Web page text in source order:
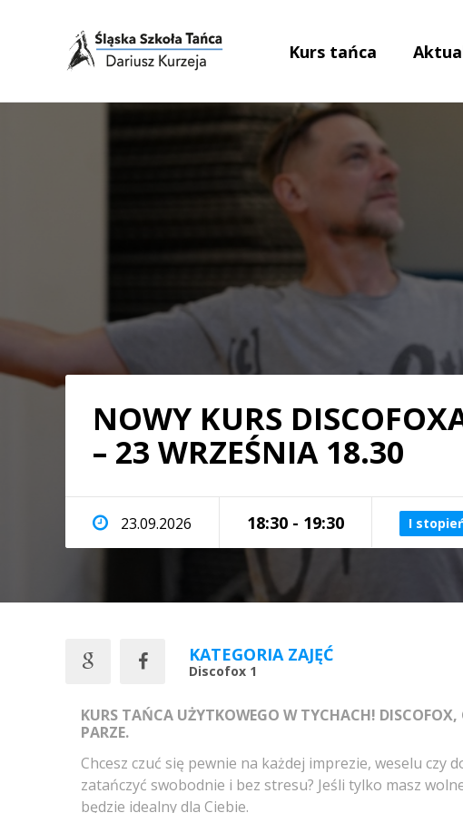
Kurs tańca
NOWY KURS
– 23 WRZEŚNIA 18.30
23.09.2026 18:30 - 19:30 I
KATEGORIA ZAJĘĆ
Discofox 1
KURS TAŃCA UŻYTKOWEGO W TYCHACH!
PARZE.
Chcesz czuć się pewnie na każdej imprezie, weselu czy
zatańczyć swobodnie i bez stresu? Jeśli tylko masz
będzie idealny dla Ciebie.